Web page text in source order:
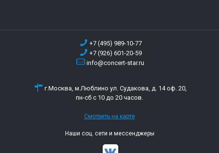
+7 (495) 989-10-77
+7 (926) 601-20-59
info@concert-star.ru
г.Москва, м.Люблино ул. Судакова, д. 14 оф. 20,
пн-сб с 10 до 20 часов.
Смотреть на карте
Наши соц. сети и мессенджеры